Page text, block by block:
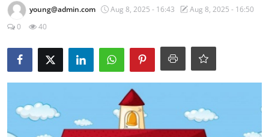
National
Contact
Chandigarh
Himachal Pradesh
young@admin.com Aug 8, 2025 - 16:43
Aug 8, 2025 - 16:50
0
40